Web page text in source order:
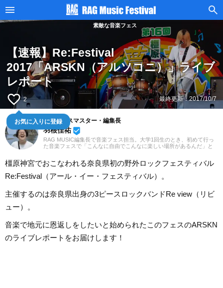
素敵な音楽フェス
【速報】Re:Festival
2017「ARSKN（アルソコニ）」ライブ
レポート
favorite_border 2
お気に入りに登録
最終更新：2017/10/7
音楽フェスマスター・編集長
羽根佳祐 beenhere
RAG MUSIC編集長で音楽フェス担当。大学1回生のとき、初めて行っ
た音楽フェスで「こんなに自由でこんなに楽しい場所があるんだ」と
し、音楽フェスファンを増やすべく、日々発信中。
橿原神宮でおこなわれる奈良県初の野外ロックフェスティバル
Re:Festival（アール・イー・フェスティバル）。
主催するのは奈良県出身の3ピースロックバンドRe view（リビ
ュー）。
音楽で地元に恩返しをしたいと始められたこのフェスのARSKN
のライブレポートをお届けします！